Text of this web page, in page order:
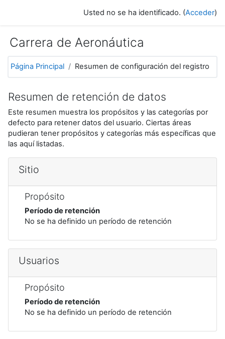
Usted no se ha identificado. (Acceder)
Carrera de Aeronáutica
Página Principal Resumen de configuración del registro
Resumen de retención de datos
Este resumen muestra los propósitos y las categorías por
defecto para retener datos del usuario. Ciertas áreas
pudieran tener propósitos y categorías más específicas que
las aquí listadas.
Sitio
Propósito
Período de retención
No se ha definido un período de retención
Usuarios
Propósito
Período de retención
No se ha definido un período de retención